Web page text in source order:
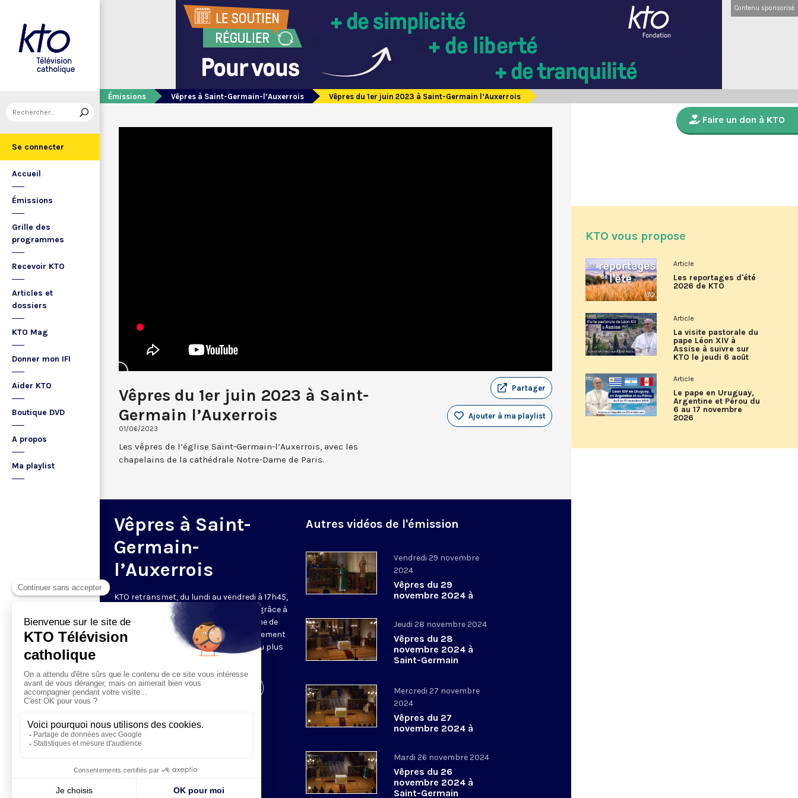
Se connecter
Accueil
Émissions
Grille des
programmes
Recevoir KTO
Articles et
dossiers
KTO Mag
Donner mon IFI
Aider KTO
Boutique DVD
A propos
Ma playlist
Contenu sponsorisé
Émissions Vêpres à Saint-Germain-l’Auxerrois Vêpres du 1er juin 2023 à Saint-Germain l’Auxerrois
Vêpres du 1er juin 2023 à Saint-
Germain l’Auxerrois
01/06/2023
Partager
Ajouter à ma playlist
Les vêpres de l’église Saint-Germain-l’Auxerrois, avec les
chapelains de la cathédrale Notre-Dame de Paris.
Vêpres à Saint-
Germain-
l’Auxerrois
KTO retransmet, du lundi au vendredi à 17h45,
les vêpres en direct de Saint-Germain grâce à
une technologie innovante : un système de
captation multicaméra en direct totalement
automatisé, qui offre une réalisation au plus
près de la célébration.
Visiter la page de l'émission
Autres vidéos de l'émission
Vendredi 29 novembre
2024
Vêpres du 29
novembre 2024 à
Jeudi 28 novembre 2024
Vêpres du 28
novembre 2024 à
Saint-Germain
Mercredi 27 novembre
2024
Vêpres du 27
novembre 2024 à
Mardi 26 novembre 2024
Vêpres du 26
novembre 2024 à
Saint-Germain
Faire un don à KTO
KTO vous propose
Article
Les reportages d'été
2026 de KTO
Article
La visite pastorale du
pape Léon XIV à
Assise à suivre sur
KTO le jeudi 6 août
Article
Le pape en Uruguay,
Argentine et Pérou du
6 au 17 novembre
2026